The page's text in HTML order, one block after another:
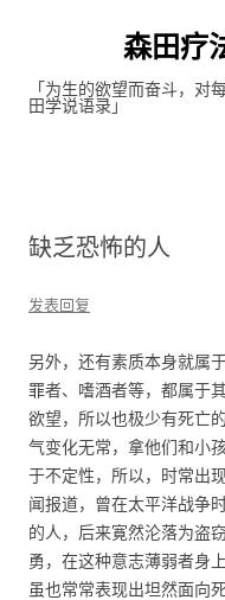
森田疗
「为生的欲望而奋斗，
田学说语录」
缺乏恐怖的人
发表回复
另外，还有素质本身就属
罪者、嗜酒者等，都属于
欲望，所以也极少有死亡
气变化无常，拿他们和小
于不定性，所以，时常出
闻报道，曾在太平洋战争
的人，后来寛然沦落为盗
勇，在这种意志薄弱者身
虽也常常表现出坦然面向